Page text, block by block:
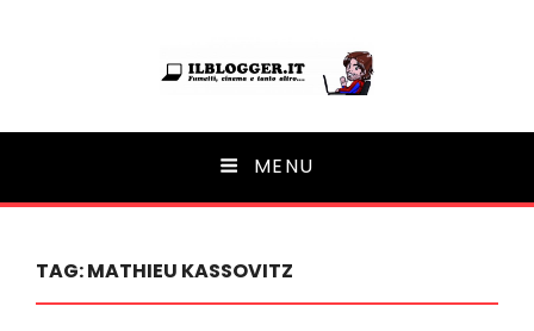
Ilblogger.it
Il portalino di blog | MENU
TAG:MATHIEU KASSOVITZ